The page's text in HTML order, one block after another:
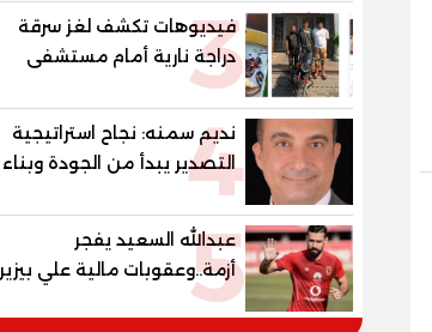
3
فيديوهات تكشف لغز سرقة
دراجة نارية أمام مستشفى
بمدينة نصر
4
نديم سمنه: نجاح استراتيجية
التصدير يبدأ من الجودة وبناء
الثقة في شعار "صنع في
مصر"
5
عبدالله السعيد يفجر
أزمة..وعقوبات مالية علي بيزيرا
وبانزا